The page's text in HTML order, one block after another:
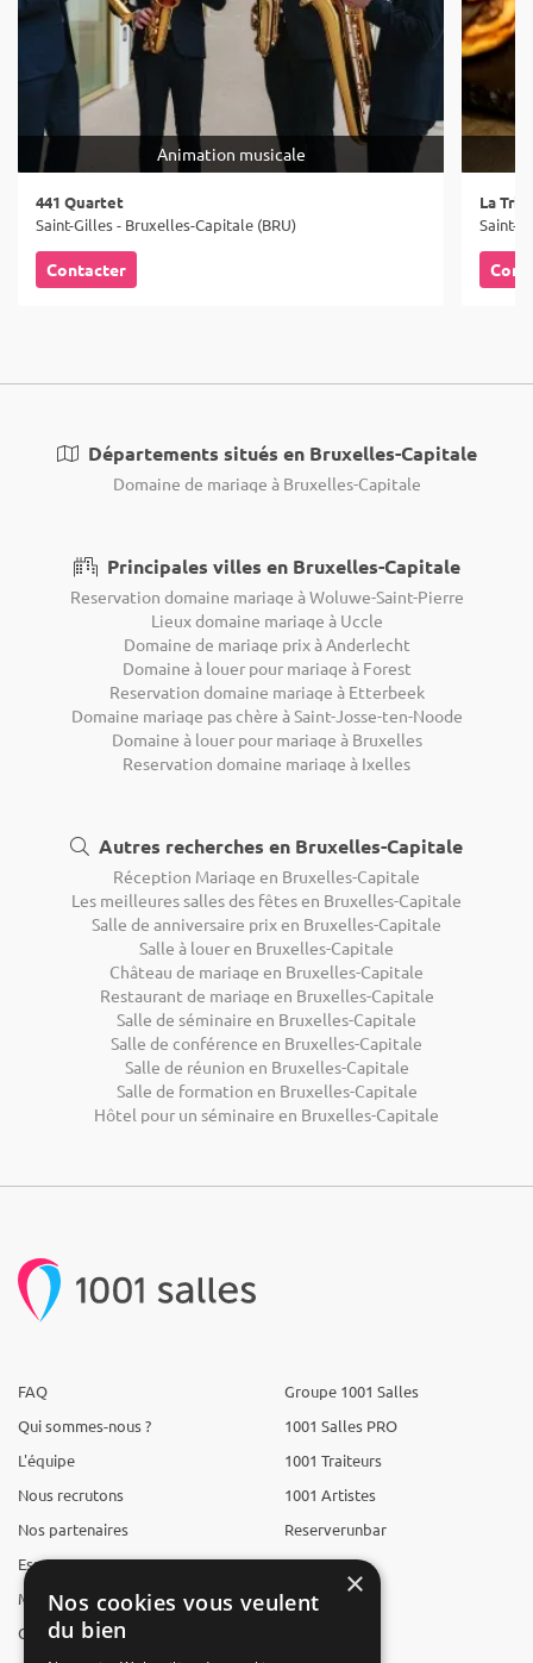
Animation musicale
441 Quartet
Saint-Gilles - Bruxelles-Capitale (BRU)
Contacter
La
Saint-
Départements situés en Bruxelles-Capitale
Domaine de mariage à Bruxelles-Capitale
Principales villes en Bruxelles-Capitale
Reservation domaine mariage à Woluwe-Saint-Pierre
Lieux domaine mariage à Uccle
Domaine de mariage prix à Anderlecht
Domaine à louer pour mariage à Forest
Reservation domaine mariage à Etterbeek
Domaine mariage pas chère à Saint-Josse-ten-Noode
Domaine à louer pour mariage à Bruxelles
Reservation domaine mariage à Ixelles
Autres recherches en Bruxelles-Capitale
Réception Mariage en Bruxelles-Capitale
Les meilleures salles des fêtes en Bruxelles-Capitale
Salle de anniversaire prix en Bruxelles-Capitale
Salle à louer en Bruxelles-Capitale
Château de mariage en Bruxelles-Capitale
Restaurant de mariage en Bruxelles-Capitale
Salle de séminaire en Bruxelles-Capitale
Salle de conférence en Bruxelles-Capitale
Salle de réunion en Bruxelles-Capitale
Salle de formation en Bruxelles-Capitale
Hôtel pour un séminaire en Bruxelles-Capitale
FAQ
Qui sommes-nous ?
L'équipe
Nous recrutons
Nos partenaires
Espace presse
Mentions légales
CGV
Groupe 1001 Salles
1001 Salles PRO
1001 Traiteurs
1001 Artistes
Reserverunbar
MP2
×
Nos cookies vous veulent
du bien